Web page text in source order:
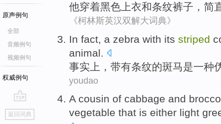
原声例句
全部
音频例句
视频例句
权威例句
go
top
返回词典
他穿着黑色 上衣和条纹裤子 ，简
《柯林斯英汉双解大词典》
In fact a zebra with its striped
animal
事实上 ，带有条纹的斑马是一种
youdao
A cousin of cabbage and
vegetable that is either light